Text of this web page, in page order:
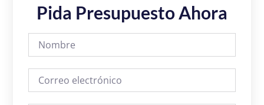
Pida Presupuesto Ahora